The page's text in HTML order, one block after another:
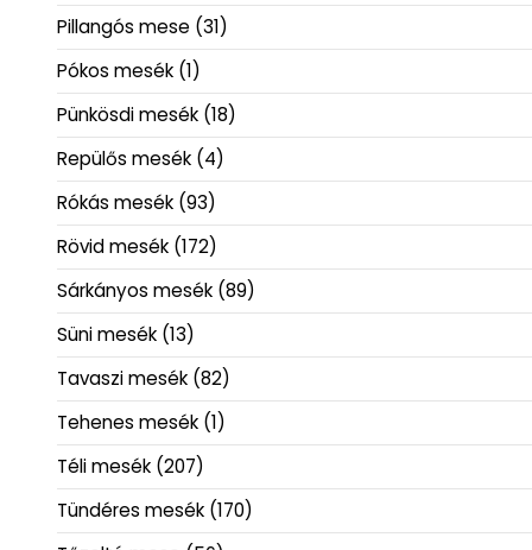
Pillangós mese (31)
Pókos mesék (1)
Pünkösdi mesék (18)
Repülős mesék (4)
Rókás mesék (93)
Rövid mesék (172)
Sárkányos mesék (89)
Süni mesék (13)
Tavaszi mesék (82)
Tehenes mesék (1)
Téli mesék (207)
Tündéres mesék (170)